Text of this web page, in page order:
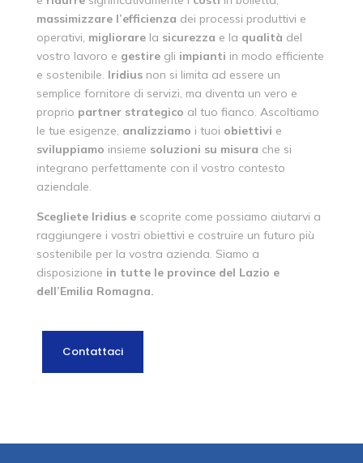
massimizzare l’efficienza dei processi produttivi e
operativi, migliorarela sicurezza e la qualità del
vostro lavoro e gestiregli impianti in modo efficiente
e sostenibile. Iridiusnon si limita ad essere un
semplice fornitore di servizi, ma diventa un vero e
proprio partner strategico al tuo fianco. Ascoltiamo
le tue esigenze, analizziamo i tuoi obiettivi e
sviluppiamo insieme soluzioni su misura che si
integrano perfettamente con il vostro contesto
aziendale.
Scegliete Iridius escoprite come possiamo aiutarvi a
raggiungere i vostri obiettivi e costruire un futuro più
sostenibile per la vostra azienda. Siamo a
disposizione in tutte le province del Lazio e
dell’Emilia Romagna.
Contattaci